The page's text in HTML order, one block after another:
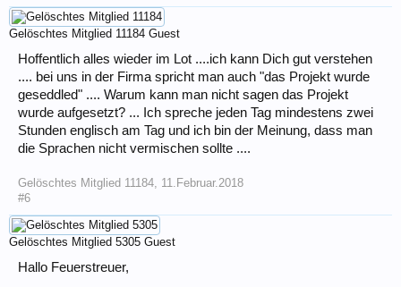
Gelöschtes Mitglied 11184 Guest
Hoffentlich alles wieder im Lot ....ich kann Dich gut verstehen
.... bei uns in der Firma spricht man auch "das Projekt wurde
geseddled" .... Warum kann man nicht sagen das Projekt
wurde aufgesetzt? ... Ich spreche jeden Tag mindestens zwei
Stunden englisch am Tag und ich bin der Meinung, dass man
die Sprachen nicht vermischen sollte ....
Gelöschtes Mitglied 11184, 11.Februar.2018
#6
Gelöschtes Mitglied 5305 Guest
Hallo Feuerstreuer,